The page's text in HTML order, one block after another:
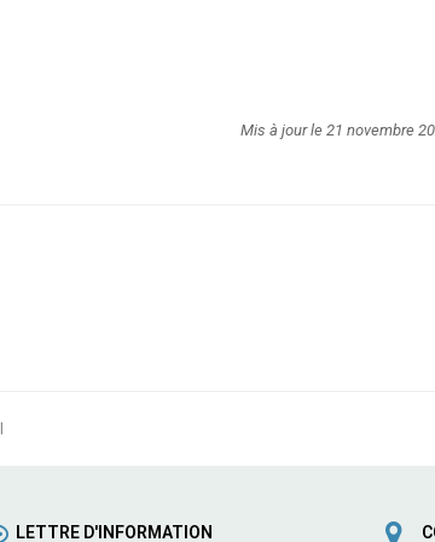
Mis à jour le 21 novembre
LETTRE D'INFORMATION